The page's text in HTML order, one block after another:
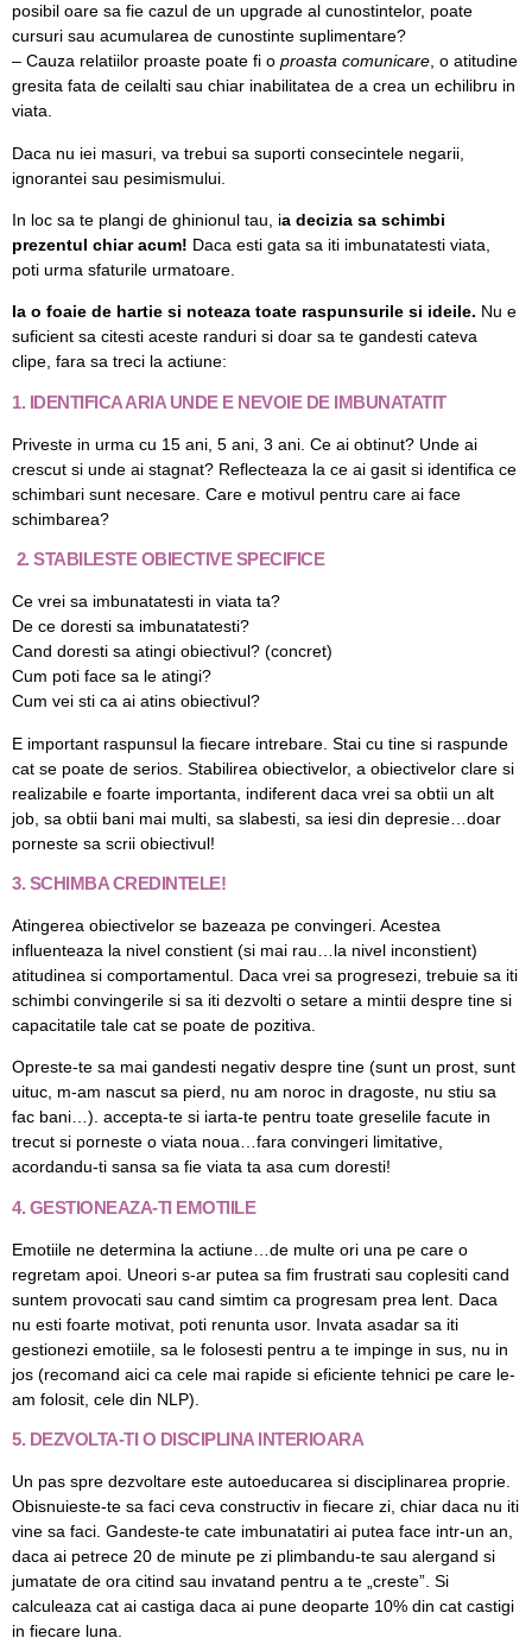
posibil oare sa fie cazul de un upgrade al cunostintelor, poate
cursuri sau acumularea de cunostinte suplimentare?
– Cauza relatiilor proaste poate fi o proasta comunicare , o atitudine
gresita fata de ceilalti sau chiar inabilitatea de a crea un echilibru in
viata.
Daca nu iei masuri, va trebui sa suporti consecintele negarii,
ignorantei sau pesimismului.
In loc sa te plangi de ghinionul tau, ia decizia sa schimbi
prezentul chiar acum! Daca esti gata sa iti imbunatatesti viata,
poti urma sfaturile urmatoare.
Ia o foaie de hartie si noteaza toate raspunsurile si ideile. Nu e
suficient sa citesti aceste randuri si doar sa te gandesti cateva
clipe, fara sa treci la actiune:
1. IDENTIFICA ARIA UNDE E NEVOIE DE IMBUNATATIT
Priveste in urma cu 15 ani, 5 ani, 3 ani. Ce ai obtinut? Unde ai
crescut si unde ai stagnat? Reflecteaza la ce ai gasit si identifica ce
schimbari sunt necesare. Care e motivul pentru care ai face
schimbarea?
2. STABILESTE OBIECTIVE SPECIFICE
Ce vrei sa imbunatatesti in viata ta?
De ce doresti sa imbunatatesti?
Cand doresti sa atingi obiectivul? (concret)
Cum poti face sa le atingi?
Cum vei sti ca ai atins obiectivul?
E important raspunsul la fiecare intrebare. Stai cu tine si raspunde
cat se poate de serios. Stabilirea obiectivelor, a obiectivelor clare si
realizabile e foarte importanta, indiferent daca vrei sa obtii un alt
job, sa obtii bani mai multi, sa slabesti, sa iesi din depresie…doar
porneste sa scrii obiectivul!
3. SCHIMBA CREDINTELE!
Atingerea obiectivelor se bazeaza pe convingeri. Acestea
influenteaza la nivel constient (si mai rau…la nivel inconstient)
atitudinea si comportamentul. Daca vrei sa progresezi, trebuie sa iti
schimbi convingerile si sa iti dezvolti o setare a mintii despre tine si
capacitatile tale cat se poate de pozitiva.
Opreste-te sa mai gandesti negativ despre tine (sunt un prost, sunt
uituc, m-am nascut sa pierd, nu am noroc in dragoste, nu stiu sa
fac bani…). accepta-te si iarta-te pentru toate greselile facute in
trecut si porneste o viata noua…fara convingeri limitative,
acordandu-ti sansa sa fie viata ta asa cum doresti!
4. GESTIONEAZA-TI EMOTIILE
Emotiile ne determina la actiune…de multe ori una pe care o
regretam apoi. Uneori s-ar putea sa fim frustrati sau coplesiti cand
suntem provocati sau cand simtim ca progresam prea lent. Daca
nu esti foarte motivat, poti renunta usor. Invata asadar sa iti
gestionezi emotiile, sa le folosesti pentru a te impinge in sus, nu in
jos (recomand aici ca cele mai rapide si eficiente tehnici pe care le-
am folosit, cele din NLP).
5. DEZVOLTA-TI O DISCIPLINA INTERIOARA
Un pas spre dezvoltare este autoeducarea si disciplinarea proprie.
Obisnuieste-te sa faci ceva constructiv in fiecare zi, chiar daca nu iti
vine sa faci. Gandeste-te cate imbunatatiri ai putea face intr-un an,
daca ai petrece 20 de minute pe zi plimbandu-te sau alergand si
jumatate de ora citind sau invatand pentru a te „creste”. Si
calculeaza cat ai castiga daca ai pune deoparte 10% din cat castigi
in fiecare luna.